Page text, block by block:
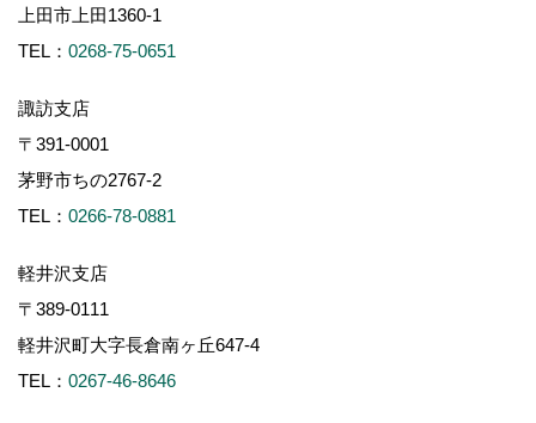
上田市上田1360-1
TEL： 0268-75-0651
諏訪支店
〒391-0001
茅野市ちの2767-2
TEL： 0266-78-0881
軽井沢支店
〒389-0111
軽井沢町大字長倉南ヶ丘647-4
TEL： 0267-46-8646